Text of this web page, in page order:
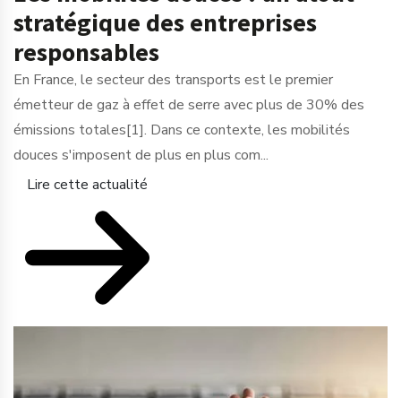
stratégique des entreprises
responsables
En France, le secteur des transports est le premier
émetteur de gaz à effet de serre avec plus de 30% des
émissions totales[1]. Dans ce contexte, les mobilités
douces s'imposent de plus en plus com...
Lire cette actualité